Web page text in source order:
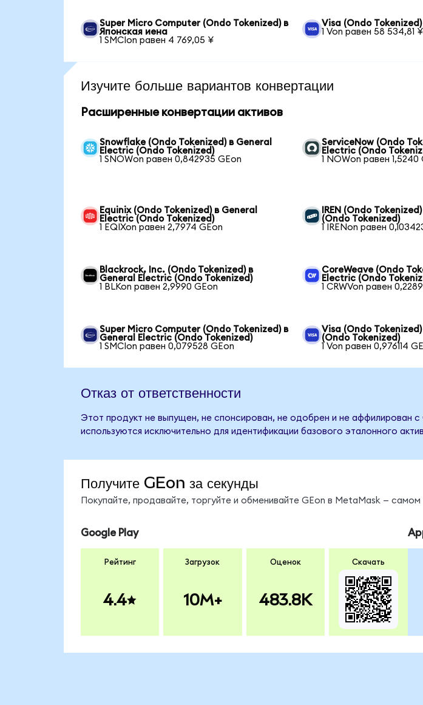
Super Micro Computer (Ondo Tokenized) в
Японская иена
1 SMCIon равен 4 769,05 ¥
Visa (Ondo
1 Von равен 58 534,81 ¥
Изучите больше вариантов конвертации
Расширенные конвертации активов
Snowflake (Ondo Tokenized) в General
Electric (Ondo Tokenized)
1 SNOWon равен 0,842935 GEon
ServiceNow (Ondo
Electric (Ondo
1 NOWon равен 1,5240
Equinix (Ondo Tokenized) в General
Electric (Ondo Tokenized)
1 EQIXon равен 2,7974 GEon
IREN (Ondo
(Ondo Tokenized)
1 IRENon равен
Blackrock, Inc. (Ondo Tokenized) в
General Electric (Ondo Tokenized)
1 BLKon равен 2,9990 GEon
CoreWeave (Ondo
Electric (Ondo
1 CRWVon равен
Super Micro Computer (Ondo Tokenized) в
General Electric (Ondo Tokenized)
1 SMCIon равен 0,079528 GEon
Visa (Ondo
(Ondo Tokenized)
1 Von равен 0,976114
Отказ от ответственности
Этот продукт не выпущен, не спонсирован, не одобрен и не аффилирован
используются исключительно для идентификации базового эталонного
Получите GEon за секунды
Покупайте, продавайте, торгуйте и обменивайте GEon в MetaMask —
Google Play
Рейтинг
4.4
Загрузок
10M+
Оценок
483.8K
Скачать